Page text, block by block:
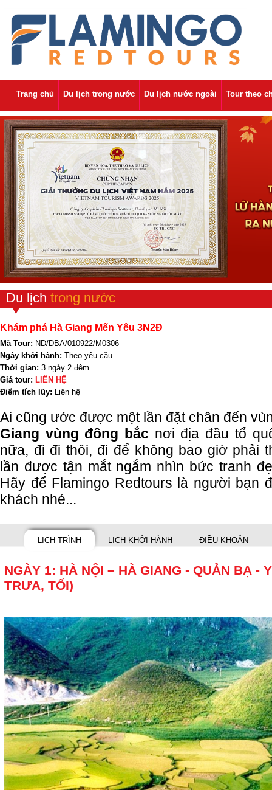
Trang chủ Du lịch trong nước Du lịch nước ngoài Tour theo
Du lịch trong nước
Khám phá Hà Giang Mến Yêu 3N2Đ
Mã Tour: ND/DBA/010922/M0306
Ngày khởi hành: Theo yêu cầu
Thời gian: 3 ngày 2 đêm
Giá tour: LIÊN HỆ
Điểm tích lũy: Liên hệ
Ai cũng ước được một lần đặt chân đến
Giang vùng đông bắc nơi địa đầu tổ
nữa, đi đi thôi, đi để không bao giờ phải
lần được tận mắt ngắm nhìn bức tranh
Hãy để Flamingo Redtours là người bạn
khách nhé...
LỊCH TRÌNH LỊCH KHỞI HÀNH ĐIỀU KHOẢN
NGÀY 1: HÀ NỘI – HÀ GIANG - QUẢN BẠ -
TRƯA, TỐI)